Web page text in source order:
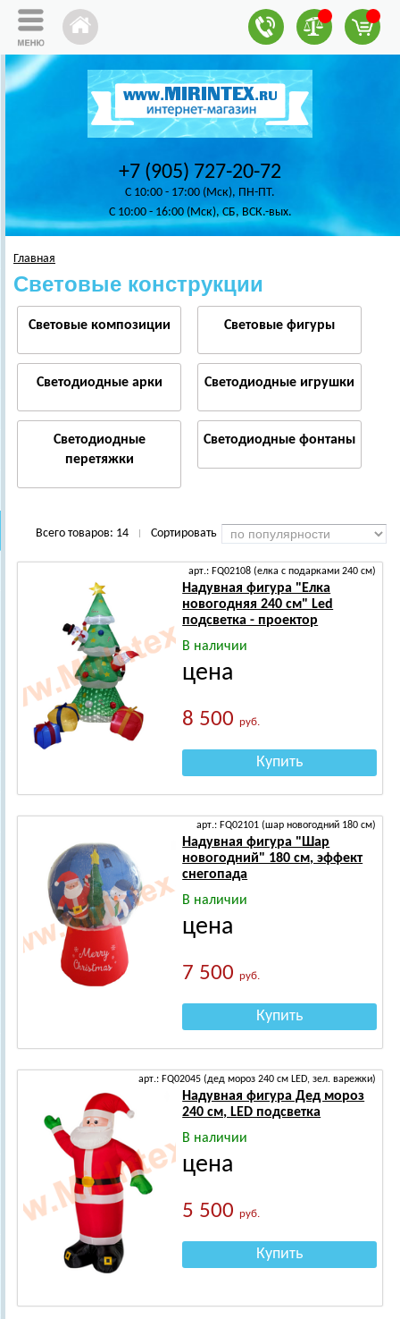
+7 (905) 727-20-72
C 10:00 - 17:00 (Мск), ПН-ПТ.
C 10:00 - 16:00 (Мск), СБ, ВСК.-вых.
Главная
Световые конструкции
Световые композиции Световые фигуры
Светодиодные арки Светодиодные игрушки
Светодиодные
перетяжки
Светодиодные фонтаны
Всего товаров: 14 Сортировать
арт.: FQ02108 (елка с подарками 240 см)
Надувная фигура "Елка
новогодняя 240 см" Led
подсветка - проектор
В наличии
цена
8 500руб.
Купить
арт.: FQ02101 (шар новогодний 180 см)
Надувная фигура "Шар
новогодний" 180 см, эффект
снегопада
В наличии
цена
7 500руб.
Купить
арт.: FQ02045 (дед мороз 240 см LED, зел. варежки)
Надувная фигура Дед мороз
240 см, LED подсветка
В наличии
цена
5 500руб.
Купить